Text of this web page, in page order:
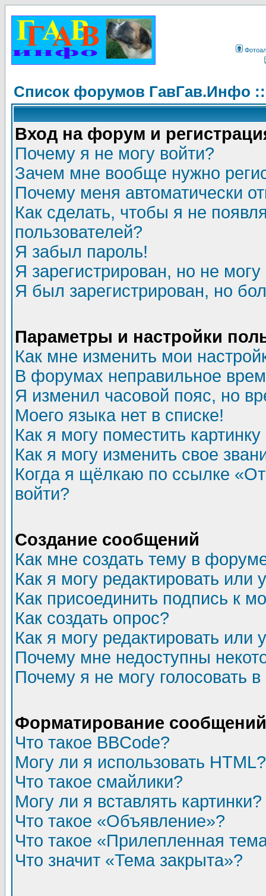
Список форумов ГавГав.Инфо
Вход на форум и
Почему я не могу войти?
Зачем мне вообще нужно
Почему меня автоматически
Как сделать, чтобы я не
пользователей?
Я забыл пароль!
Я зарегистрирован, но не могу
Я был зарегистрирован, но
Параметры и настройки
Как мне изменить мои
В форумах неправильное
Я изменил часовой пояс, но
Моего языка нет в списке!
Как я могу поместить
Как я могу изменить свое
Когда я щёлкаю по ссылке
войти?
Создание сообщений
Как мне создать тему в
Как я могу редактировать или
Как присоединить подпись к
Как создать опрос?
Как я могу редактировать или
Почему мне недоступны
Почему я не могу голосовать
Форматирование
Что такое BBCode?
Могу ли я использовать HTML?
Что такое смайлики?
Могу ли я вставлять картинки?
Что такое «Объявление»?
Что такое «Прилепленная
Что значит «Тема закрыта»?